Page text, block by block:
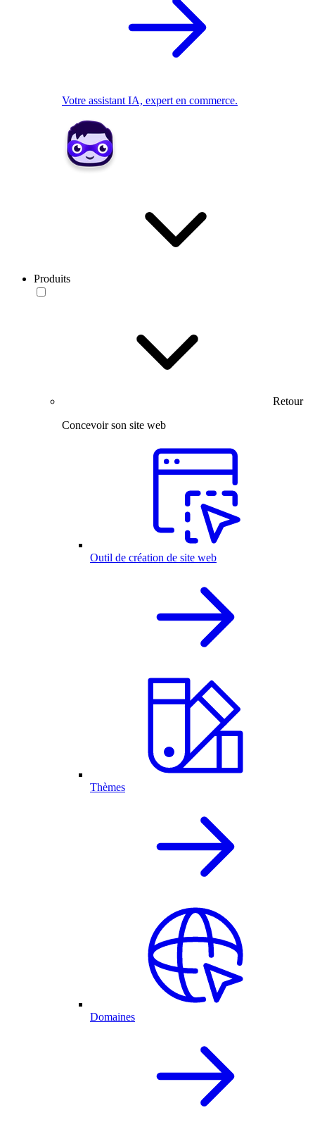
Votre assistant IA, expert en commerce.
Produits
Retour
Concevoir son site web
Outil de création de site web
Thèmes
Domaines